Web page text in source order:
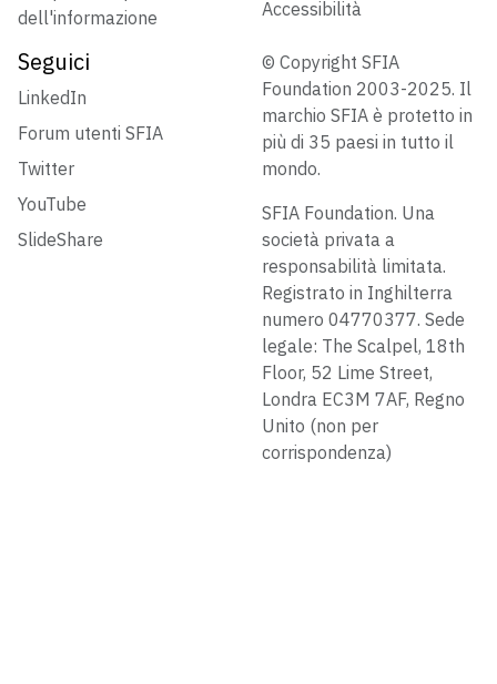
dell'informazione
Accessibilità
Seguici
LinkedIn
Forum utenti SFIA
Twitter
YouTube
SlideShare
© Copyright SFIA
Foundation 2003-2025. Il
marchio SFIA è protetto in
più di 35 paesi in tutto il
mondo.
SFIA Foundation. Una
società privata a
responsabilità limitata.
Registrato in Inghilterra
numero 04770377. Sede
legale: The Scalpel, 18th
Floor, 52 Lime Street,
Londra EC3M 7AF, Regno
Unito (non per
corrispondenza)